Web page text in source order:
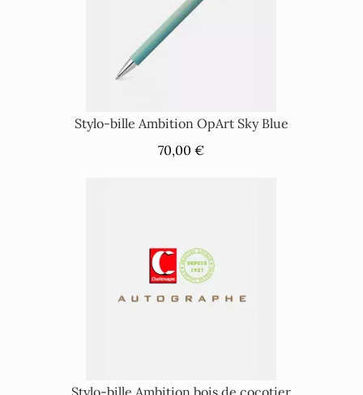
Stylo-bille Ambition OpArt Sky Blue
70,00 €